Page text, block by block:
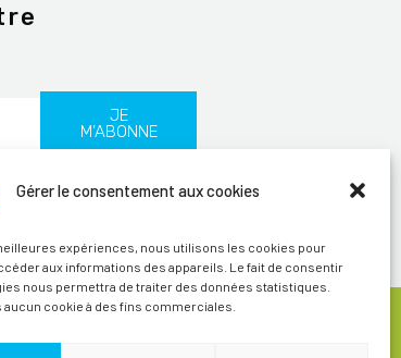
Gérer le consentement aux cookies
expériences, nous utilisons les cookies pour
aux informations des appareils. Le fait de consentir
nous permettra de traiter des données statistiques.
aucun cookie à des fins commerciales.
JE
M'ABONNE